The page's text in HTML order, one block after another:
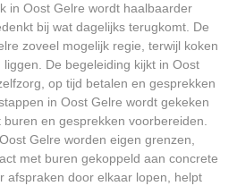
in Oost Gelre wordt haalbaarder
bij wat dagelijks terugkomt. De
zoveel mogelijk regie, terwijl koken
De begeleiding kijkt in Oost
op tijd betalen en gesprekken
in Oost Gelre wordt gekeken
en gesprekken voorbereiden.
Gelre worden eigen grenzen,
met buren gekoppeld aan concrete
afspraken door elkaar lopen, helpt